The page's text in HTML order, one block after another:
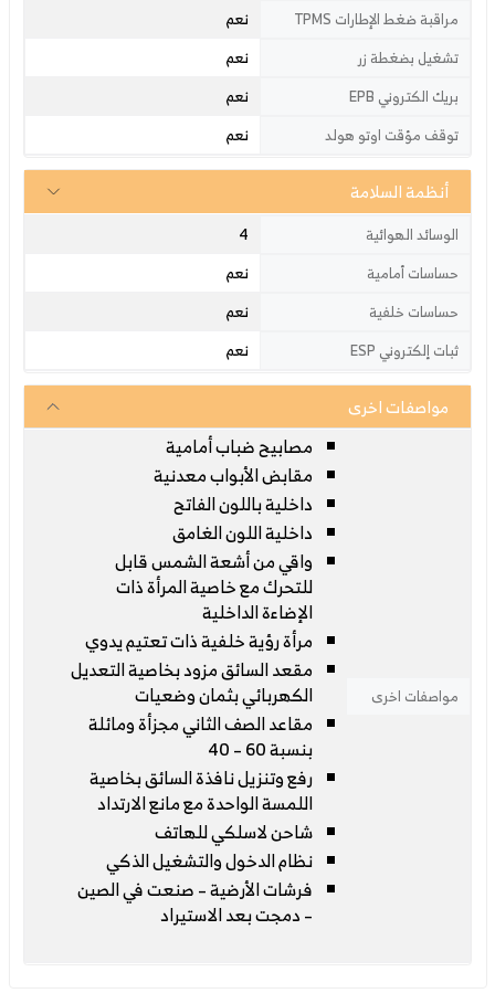
مراقبة ضغط الإطارات TPMS نعم
تشغيل بضغطة زر نعم
بريك الكتروني EPB نعم
توقف مؤقت اوتو هولد نعم
أنظمة السلامة
الوسائد الهوائية 4
حساسات أمامية نعم
حساسات خلفية نعم
ثبات إلكتروني ESP نعم
مواصفات اخرى
مواصفات اخرى
مصابيح ضباب أمامية
مقابض الأبواب معدنية
داخلية باللون الفاتح
داخلية اللون الغامق
واقي من أشعة الشمس قابل
للتحرك مع خاصية المرأة ذات
الإضاءة الداخلية
مرأة رؤية خلفية ذات تعتيم يدوي
مقعد السائق مزود بخاصية التعديل
الكهربائي بثمان وضعيات
مقاعد الصف الثاني مجزأة ومائلة
بنسبة 60 – 40
رفع وتنزيل نافذة السائق بخاصية
اللمسة الواحدة مع مانع الارتداد
شاحن لاسلكي للهاتف
نظام الدخول والتشغيل الذكي
فرشات الأرضية – صنعت في الصين
– دمجت بعد الاستيراد